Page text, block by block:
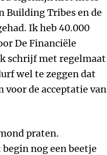
Building Tribes en de
Ik heb 40.000
De Financiële
schrijf met regelmaat
wel te zeggen dat
voor de acceptatie van
praten.
nog een beetje